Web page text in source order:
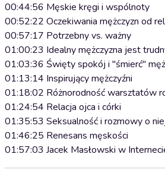
00:44:56 Męskie kręgi i wspólnoty
00:52:22 Oczekiwania mężczyzn od
00:57:17 Potrzebny vs. ważny
01:00:23 Idealny mężczyzna jest
01:03:36 Święty spokój i "śmierć"
01:13:14 Inspirujący mężczyźni
01:18:02 Różnorodność warsztatów
01:24:54 Relacja ojca i córki
01:35:53 Seksualność i rozmowy o
01:46:25 Renesans męskości
01:57:03 Jacek Masłowski w